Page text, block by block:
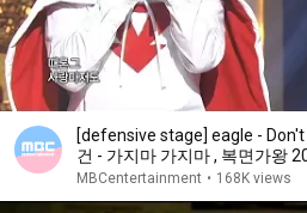
[defensive stage] eagle - Don't Go,
건 - 가지마 가지마 , 복면가왕
MBCentertainment • 168K views